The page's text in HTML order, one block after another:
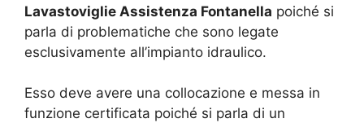
Lavastoviglie Assistenza Fontanella poiché si
parla di problematiche che sono legate
esclusivamente all’impianto idraulico.
Esso deve avere una collocazione e messa in
funzione certificata poiché si parla di un